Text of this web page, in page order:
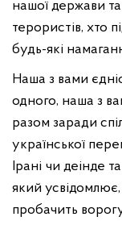
нашої держави та
терористів, хто
будь-які
Наша з вами
одного, наша з
разом заради
української
Ірані чи деінде
який
пробачить